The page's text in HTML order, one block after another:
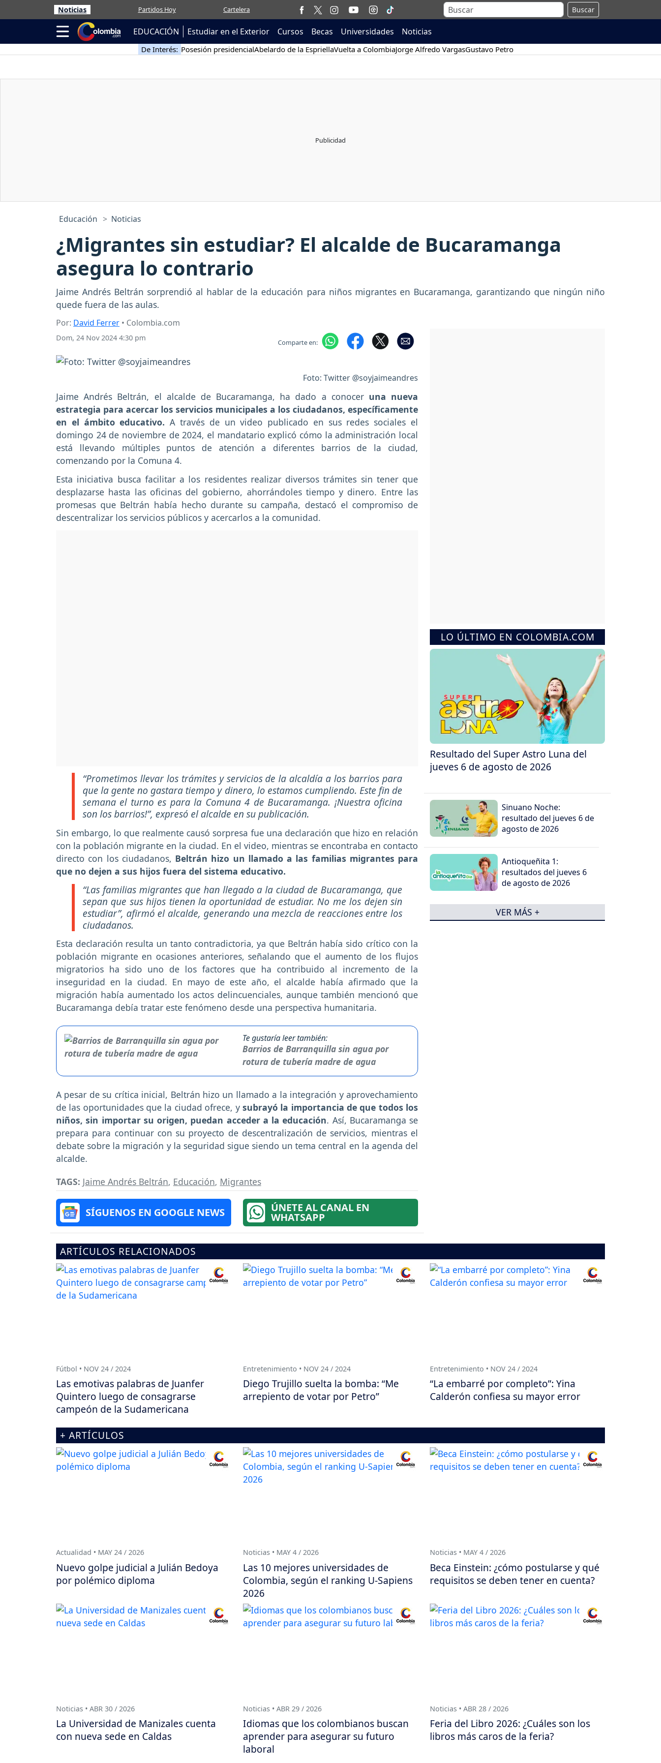
Noticias Partidos Hoy Cartelera Buscar
EDUCACIÓN Estudiar en el Exterior Cursos Becas Universidades Noticias
De Interés: Posesión presidencialAbelardo de la EspriellaVuelta a ColombiaJorge Alfredo VargasGustavo Petro
Educación Noticias
¿Migrantes sin estudiar? El alcalde de Bucaramanga
asegura lo contrario
Jaime Andrés Beltrán sorprendió al hablar de la educación para niños migrantes en Bucaramanga, garantizando que ningún niño
quede fuera de las aulas.
Por: David Ferrer • Colombia.com
Dom, 24 Nov 2024 4:30 pm Comparte en:
Foto: Twitter @soyjaimeandres
Jaime Andrés Beltrán, el alcalde de Bucaramanga, ha dado a conoceruna nueva
estrategia para acercar los servicios municipales a los ciudadanos, específicamente
en el ámbito educativo. A través de un video publicado en sus redes sociales el
domingo 24 de noviembre de 2024, el mandatario explicó cómo la administración local
está llevando múltiples puntos de atención a diferentes barrios de la ciudad,
comenzando por la Comuna 4.
Esta iniciativa busca facilitar a los residentes realizar diversos trámites sin tener que
desplazarse hasta las oficinas del gobierno, ahorrándoles tiempo y dinero. Entre las
promesas que Beltrán había hecho durante su campaña, destacó el compromiso de
descentralizar los servicios públicos y acercarlos a la comunidad.
“Prometimos llevar los trámites y servicios de la alcaldía a los barrios para
que la gente no gastara tiempo y dinero, lo estamos cumpliendo. Este fin de
semana el turno es para la Comuna 4 de Bucaramanga. ¡Nuestra oficina
son los barrios!”, expresó el alcalde en su publicación.
Sin embargo, lo que realmente causó sorpresa fue una declaración que hizo en relación
con la población migrante en la ciudad. En el video, mientras se encontraba en contacto
directo con los ciudadanos, Beltrán hizo un llamado a las familias migrantes para
que no dejen a sus hijos fuera del sistema educativo.
“Las familias migrantes que han llegado a la ciudad de Bucaramanga, que
sepan que sus hijos tienen la oportunidad de estudiar. No me los dejen sin
estudiar”, afirmó el alcalde, generando una mezcla de reacciones entre los
ciudadanos.
Esta declaración resulta un tanto contradictoria, ya que Beltrán había sido crítico con la
población migrante en ocasiones anteriores, señalando que el aumento de los flujos
migratorios ha sido uno de los factores que ha contribuido al incremento de la
inseguridad en la ciudad. En mayo de este año, el alcalde había afirmado que la
migración había aumentado los actos delincuenciales, aunque también mencionó que
Bucaramanga debía tratar este fenómeno desde una perspectiva humanitaria.
Te gustaría leer también:
Barrios de Barranquilla sin agua por
rotura de tubería madre de agua
A pesar de su crítica inicial, Beltrán hizo un llamado a la integración y aprovechamiento
de las oportunidades que la ciudad ofrece, y subrayó la importancia de que todos los
niños, sin importar su origen, puedan acceder a la educación. Así, Bucaramanga se
prepara para continuar con su proyecto de descentralización de servicios, mientras el
debate sobre la migración y la seguridad sigue siendo un tema central en la agenda del
alcalde.
TAGS: Jaime Andrés Beltrán, Educación, Migrantes
SÍGUENOS EN GOOGLE NEWS ÚNETE AL CANAL EN
WHATSAPP
LO ÚLTIMO EN COLOMBIA.COM
Resultado del Super Astro Luna del
jueves 6 de agosto de 2026
Sinuano Noche:
resultado del jueves 6 de
agosto de 2026
Antioqueñita 1:
resultados del jueves 6
de agosto de 2026
VER MÁS +
ARTÍCULOS RELACIONADOS
Fútbol • NOV 24 / 2024
Las emotivas palabras de Juanfer
Quintero luego de consagrarse
campeón de la Sudamericana
Entretenimiento • NOV 24 / 2024
Diego Trujillo suelta la bomba: “Me
arrepiento de votar por Petro”
Entretenimiento • NOV 24 / 2024
“La embarré por completo”: Yina
Calderón confiesa su mayor error
+ ARTÍCULOS
Actualidad • MAY 24 / 2026
Nuevo golpe judicial a Julián Bedoya
por polémico diploma
Noticias • MAY 4 / 2026
Las 10 mejores universidades de
Colombia, según el ranking U-Sapiens
2026
Noticias • MAY 4 / 2026
Beca Einstein: ¿cómo postularse y qué
requisitos se deben tener en cuenta?
Noticias • ABR 30 / 2026
La Universidad de Manizales cuenta
con nueva sede en Caldas
Noticias • ABR 29 / 2026
Idiomas que los colombianos buscan
aprender para asegurar su futuro
laboral
Noticias • ABR 28 / 2026
Feria del Libro 2026: ¿Cuáles son los
libros más caros de la feria?